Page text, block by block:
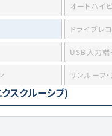
オートハイ
ドライブレ
USB入力端
サンルーフ
スクルーシブ)